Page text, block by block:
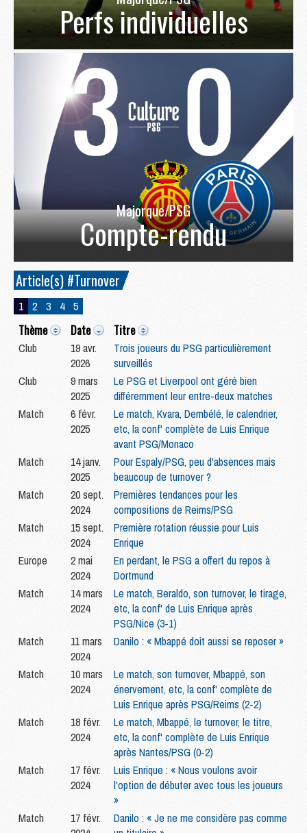
Perfs individuelles
Majorque/PSG
Compte-rendu
Article(s) #Turnover
1 2 3 4 5
Thème Date Titre
Club
19 avr.
2026
Trois joueurs du PSG particulièrement
surveillés
Club
9 mars
2025
Le PSG et Liverpool ont géré bien
différemment leur entre-deux matches
Match
6 févr.
2025
Le match, Kvara, Dembélé, le calendrier,
etc, la conf' complète de Luis Enrique
avant PSG/Monaco
Match
14 janv.
2025
Pour Espaly/PSG, peu d'absences mais
beaucoup de turnover ?
Match
20 sept.
2024
Premières tendances pour les
compositions de Reims/PSG
Match
15 sept.
2024
Première rotation réussie pour Luis
Enrique
Europe
2 mai
2024
En perdant, le PSG a offert du repos à
Dortmund
Match
14 mars
2024
Le match, Beraldo, son turnover, le tirage,
etc, la conf' de Luis Enrique après
PSG/Nice (3-1)
Match
11 mars
2024
Danilo : « Mbappé doit aussi se reposer »
Match
10 mars
2024
Le match, son turnover, Mbappé, son
énervement, etc, la conf' complète de
Luis Enrique après PSG/Reims (2-2)
Match
18 févr.
2024
Le match, Mbappé, le turnover, le titre,
etc, la conf' complète de Luis Enrique
après Nantes/PSG (0-2)
Match
17 févr.
2024
Luis Enrique : « Nous voulons avoir
l'option de débuter avec tous les joueurs
»
Match
17 févr.
Danilo : « Je ne me considère pas comme